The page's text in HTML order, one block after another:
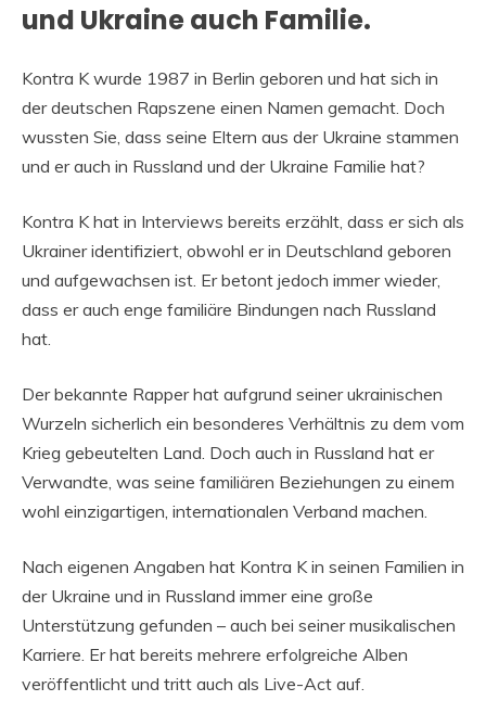
und Ukraine auch Familie.
Kontra K wurde 1987 in Berlin geboren und hat sich in
der deutschen Rapszene einen Namen gemacht. Doch
wussten Sie, dass seine Eltern aus der Ukraine stammen
und er auch in Russland und der Ukraine Familie hat?
Kontra K hat in Interviews bereits erzählt, dass er sich als
Ukrainer identifiziert, obwohl er in Deutschland geboren
und aufgewachsen ist. Er betont jedoch immer wieder,
dass er auch enge familiäre Bindungen nach Russland
hat.
Der bekannte Rapper hat aufgrund seiner ukrainischen
Wurzeln sicherlich ein besonderes Verhältnis zu dem vom
Krieg gebeutelten Land. Doch auch in Russland hat er
Verwandte, was seine familiären Beziehungen zu einem
wohl einzigartigen, internationalen Verband machen.
Nach eigenen Angaben hat Kontra K in seinen Familien in
der Ukraine und in Russland immer eine große
Unterstützung gefunden – auch bei seiner musikalischen
Karriere. Er hat bereits mehrere erfolgreiche Alben
veröffentlicht und tritt auch als Live-Act auf.